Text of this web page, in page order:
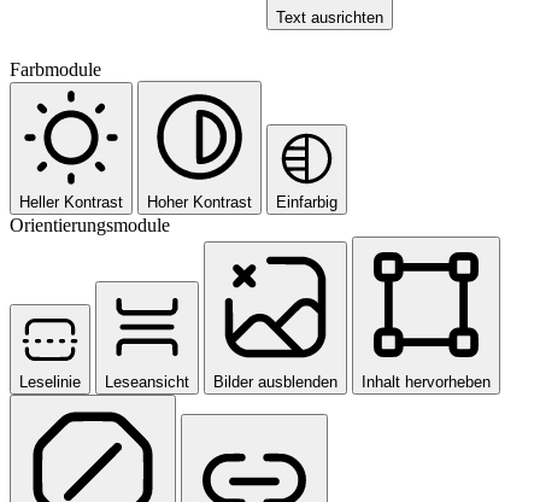
Text ausrichten
Farbmodule
Heller Kontrast Hoher Kontrast Einfarbig
Orientierungsmodule
Leselinie Leseansicht Bilder ausblenden Inhalt hervorheben